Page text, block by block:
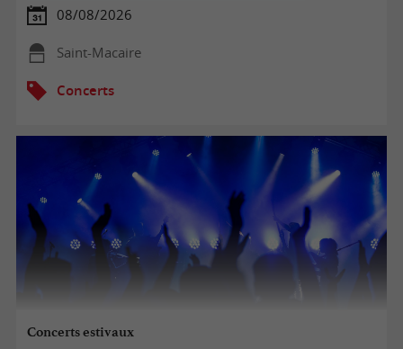
08/08/2026
Saint-Macaire
Concerts
Concerts estivaux